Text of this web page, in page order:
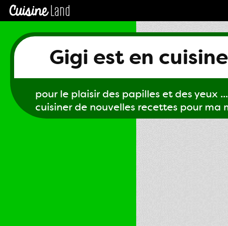
Gigi est en cuisine
pour le plaisir des papilles et des yeux
cuisiner de nouvelles recettes pour ma